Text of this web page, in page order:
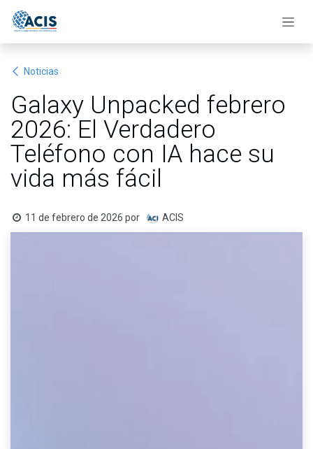
Noticias
Galaxy Unpacked febrero
2026: El Verdadero
Teléfono con IA hace su
vida más fácil
11 de febrero de 2026 por ACIS